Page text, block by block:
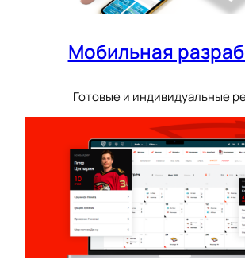
Мобильная
Готовые и индивидуальные